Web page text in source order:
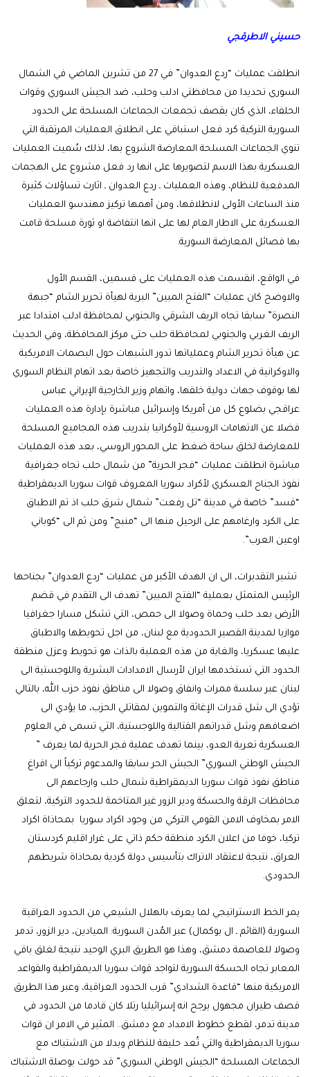
حسيني الاطرقجي
انطلقت عمليات “ردع العدوان” في 27 من تشرين الماضي في الشمال
السوري تحديدا من محافظتي ادلب وحلب، ضد الجيش السوري وقوات
الحلفاء، الذي كان يقصف تجمعات الجماعات المسلحة على الحدود
السورية التركية كرد فعل استباقي على انطلاق العمليات المرتقبة التي
تنوي الجماعات المسلحة المعارضة الشروع بها، لذلك سُميت العمليات
العسكرية بهذا الاسم لتصويرها على انها رد فعل مشروع على الهجمات
المدفعية للنظام، وهذه العمليات ـ ردع العدوان ـ اثارت تساؤلات كثيرة
منذ الساعات الأولى لانطلاقها، ومن أهمها تركيز مهندسو العمليات
العسكرية على الاطار العام لها على انها انتفاضة او ثورة مسلحة قامت
بها فصائل المعارضة السورية.
في الواقع، انقسمت هذه العمليات على قسمين، القسم الأول
والاوضح كان عمليات “الفتح المبين” البرية لهيأة تحرير الشام “جبهة
النصرة” سابقا تجاه الريف الشرقي والجنوبي لمحافظة ادلب امتدادا عبر
الريف الغربي والجنوبي لمحافظة حلب حتى مركز المحافظة، وفي الحديث
عن هيأة تحرير الشام وعملياتها تدور الشبهات حول البصمات الامريكية
والاوكرانية في الاعداد والتدريب والتجهيز خاصة بعد اتهام النظام السوري
لها بوقوف جهات دولية خلفها، واتهام وزير الخارجية الإيراني عباس
عراقجي بضلوع كل من أمريكا وإسرائيل مباشرة بإدارة هذه العمليات
فضلا عن الاتهامات الروسية لأوكرانيا بتدريب هذه المجاميع المسلحة
للمعارضة لخلق ساحة ضغط على المحور الروسي، بعد هذه العمليات
مباشرة انطلقت عمليات “فجر الحرية” من شمال حلب تجاه جغرافية
نفوذ الجناح العسكري لأكراد سوريا المعروف قوات سوريا الديمقراطية
“قسد” خاصة في مدينة “تل رفعت” شمال شرق حلب اذ تم الاطباق
على الكرد وارغامهم على الرحيل منها الى “منبج” ومن ثم الى “كوباني
اوعين العرب”.
تشير التقديرات، الى ان الهدف الأكبر من عمليات “ردع العدوان” بجناحها
الرئيس المتمثل بعملية “الفتح المبين” تهدف الى التقدم في قضم
الأرض بعد حلب وحماة وصولا الى حمص، التي تشكل مسارا جغرافيا
موازيا لمدينة القصير الحدودية مع لبنان، من اجل تحويطها والاطباق
عليها عسكريا، والغاية من هذه العملية بالذات هو تحويط وعزل منطقة
الحدود التي تستخدمها ايران لأرسال الامدادات البشرية واللوجستية الى
لبنان عبر سلسة ممرات وانفاق وصولا الى مناطق نفوذ حزب الله، بالتالي
تؤدي الى شل قدرات الإغاثة والتموين لمقاتلي الحزب، ما يؤدي الى
اضعافهم وشل قدراتهم القتالية واللوجستية، التي تسمى في العلوم
العسكرية تعرية العدو، بينما تهدف عملية فجر الحرية لما يعرف ”
الجيش الوطني السوري” الجيش الحر سابقا والمدعوم تركياً الى افراغ
مناطق نفوذ قوات سوريا الديمقراطية شمال حلب وارجاعهم الى
محافظات الرقة والحسكة ودير الزور غير المتاخمة للحدود التركية، لتعلق
الامر بمخاوف الامن القومي التركي من وجود اكراد سوريا بمحاذاة اكراد
تركيا، خوفا من اعلان الكرد منطقة حكم ذاتي على غرار اقليم كردستان
العراق، نتيجة لاعتقاد الاتراك بتأسيس دولة كردية بمحاذاة شريطهم
الحدودي.
يمر الخط الاستراتيجي لما يعرف بالهلال الشيعي من الحدود العراقية
السورية (القائم ـ ال بوكمال) عبر المُدن السورية: الميادين، دير الزور، تدمر
وصولا للعاصمة دمشق، وهذا هو الطريق البري الوحيد نتيجة لغلق باقي
المعابر تجاه الحسكة السورية لتواجد قوات سوريا الديمقراطية والقواعد
الامريكية منها “قاعدة الشدادي” قرب الحدود العراقية، وعبر هذا الطريق
قصف طيران مجهول يرجح انه إسرائيليا رتلا كان قادما من الحدود في
مدينة تدمر، لقطع خطوط الامداد مع دمشق.. المثير في الامر ان قوات
سوريا الديمقراطية والتي تُعد حليفة للنظام وبدلا من الاشتباك مع
الجماعات المسلحة “الجيش الوطني السوري” قد حولت بوصلة الاشتباك